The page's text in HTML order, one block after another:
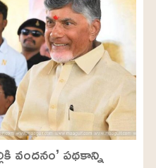
వందనం’ పథకాన్ని